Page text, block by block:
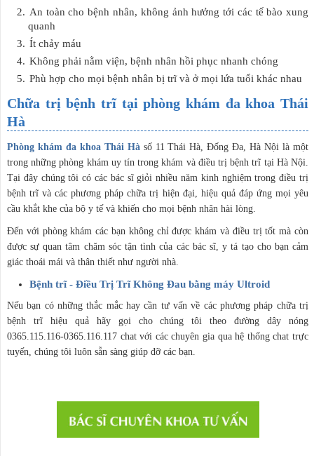
An toàn cho bệnh nhân, không ảnh hưởng tới các tế bào xung
quanh
Ít chảy máu
Không phải nằm viện, bệnh nhân hồi phục nhanh chóng
Phù hợp cho mọi bệnh nhân bị trĩ và ở mọi lứa tuổi khác nhau
Chữa trị bệnh trĩ tại phòng khám đa khoa Thái
Hà
Phòng khám đa khoa Thái Hàsố 11 Thái Hà, Đống Đa, Hà Nội là một
trong những phòng khám uy tín trong khám và điều trị bệnh trĩ tại Hà Nội.
Tại đây chúng tôi có các bác sĩ giỏi nhiều năm kinh nghiệm trong điều trị
bệnh trĩ và các phương pháp chữa trị hiện đại, hiệu quả đáp ứng mọi yêu
cầu khắt khe của bộ y tế và khiến cho mọi bệnh nhân hài lòng.
Đến với phòng khám các bạn không chỉ được khám và điều trị tốt mà còn
được sự quan tâm chăm sóc tận tình của các bác sĩ, y tá tạo cho bạn cảm
giác thoái mái và thân thiết như người nhà.
Bệnh trĩ - Điều Trị Trĩ Không Đau bằng máy Ultroid
Nếu bạn có những thắc mắc hay cần tư vấn về các phương pháp chữa trị
bệnh trĩ hiệu quả hãy gọi cho chúng tôi theo đường dây nóng
0365.115.116-0365.116.117 chat với các chuyên gia qua hệ thống chat trực
tuyến, chúng tôi luôn sẵn sàng giúp đỡ các bạn.